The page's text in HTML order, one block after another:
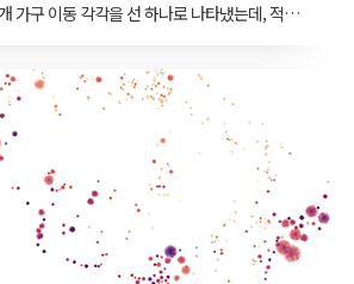
가구 이동 각각을 선 하나로 나타냈는데, 적절
을 만들었었다. 수치를 조금 작게 하면 너무 흐
모두 하얗게 날아가기도 했고, 선들이 모두 겹
들지 않아 다시 작업하기도 했다. 그래서 결
코드로 마무리했다. 랜덤하게 발생시킨 색상
를 나타내는 t값을 세제곱 네제곱해보면서
, 굵기와 진하기는 영쩜 몇몇몇몇을 해야 적절
끝에 결정지었다. 그렇게 얻은 이미지를 마지
조정했는데..